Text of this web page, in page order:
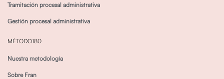
Tramitación procesal administrativa
Gestión procesal administrativa
MÉTODO180
Nuestra metodología
Sobre Fran